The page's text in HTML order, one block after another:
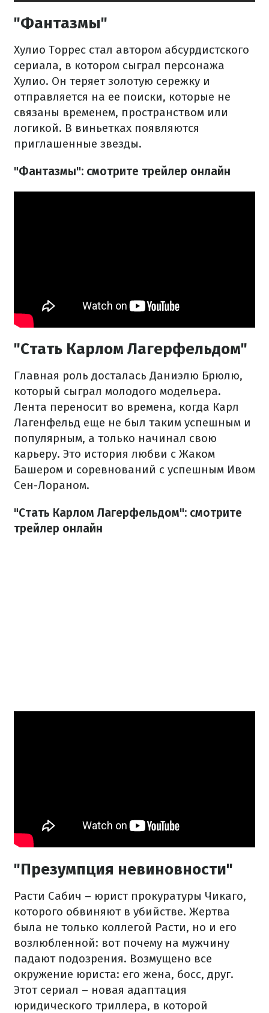
"Фантазмы"
Хулио Торрес стал автором абсурдистского
сериала, в котором сыграл персонажа
Хулио. Он теряет золотую сережку и
отправляется на ее поиски, которые не
связаны временем, пространством или
логикой. В виньетках появляются
приглашенные звезды.
"Фантазмы": смотрите трейлер онлайн
"Стать Карлом Лагерфельдом"
Главная роль досталась Даниэлю Брюлю,
который сыграл молодого модельера.
Лента переносит во времена, когда Карл
Лагенфельд еще не был таким успешным и
популярным, а только начинал свою
карьеру. Это история любви с Жаком
Башером и соревнований с успешным Ивом
Сен-Лораном.
"Стать Карлом Лагерфельдом": смотрите
трейлер онлайн
"Презумпция невиновности"
Расти Сабич – юрист прокуратуры Чикаго,
которого обвиняют в убийстве. Жертва
была не только коллегой Расти, но и его
возлюбленной: вот почему на мужчину
падают подозрения. Возмущено все
окружение юриста: его жена, босс, друг.
Этот сериал – новая адаптация
юридического триллера, в которой